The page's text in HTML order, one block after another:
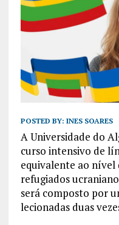
POSTED BY: INES SOARES
A Universidade do
curso intensivo de
equivalente ao nível
refugiados
será composto por
lecionadas duas